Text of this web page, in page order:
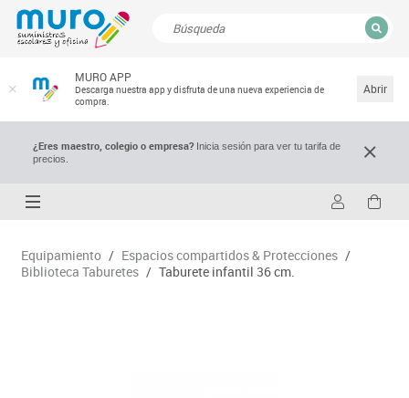
MURO APP
Descarga nuestra app y disfruta de una nueva experiencia de
compra.
Abrir
¿Eres maestro, colegio o empresa?Inicia sesión para ver tu tarifa de
precios.
Equipamiento / Espacios compartidos & Protecciones /
Biblioteca Taburetes / Taburete infantil 36 cm.